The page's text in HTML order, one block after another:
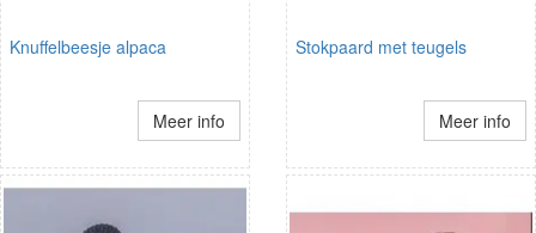
Knuffelbeesje alpaca
Meer info
Stokpaard met teugels
Meer info